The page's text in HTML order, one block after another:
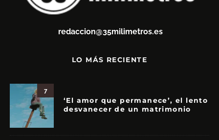
redaccion@35milimetros.es
LO MÁS RECIENTE
7
‘El amor que permanece’, el lento
desvanecer de un matrimonio